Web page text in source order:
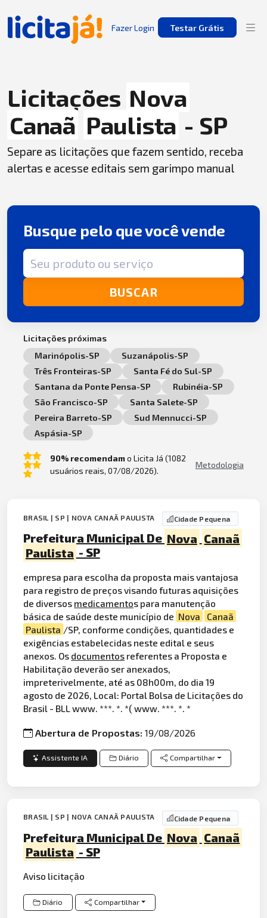
Fazer Login Testar Grátis
Licitações Nova
Canaã Paulista - SP
Separe as licitações que fazem sentido, receba
alertas e acesse editais sem garimpo manual
Busque pelo que você vende
Termo de busca
BUSCAR
Licitações próximas
Marinópolis-SP
Suzanápolis-SP
Três Fronteiras-SP
Santa Fé do Sul-SP
Santana da Ponte Pensa-SP
Rubinéia-SP
São Francisco-SP
Santa Salete-SP
Pereira Barreto-SP
Sud Mennucci-SP
Aspásia-SP
90% recomendamo Licita Já (1082
usuários reais, 07/08/2026).
Metodologia
BRASIL | SP | NOVA CANAÃ PAULISTA Cidade Pequena
Prefeitura Municipal De Nova Canaã
Paulista - SP
empresa para escolha da proposta mais vantajosa
para registro de preços visando futuras aquisições
de diversos medicamentos para manutenção
básica de saúde deste município de Nova
Canaã
Paulista /SP, conforme condições, quantidades e
exigências estabelecidas neste edital e seus
anexos. Os documentos referentes a Proposta e
Habilitação deverão ser anexados,
impreterivelmente, até as 08h00m, do dia 19
agosto de 2026, Local: Portal Bolsa de Licitações do
Brasil - BLL www. ***. *. *( www. ***. *. *
Abertura de Propostas:19/08/2026
Assistente IA Diário Compartilhar
BRASIL | SP | NOVA CANAÃ PAULISTA Cidade Pequena
Prefeitura Municipal De Nova Canaã
Paulista - SP
Aviso licitação
Diário Compartilhar